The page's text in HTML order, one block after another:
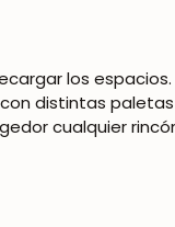
los
distintas
cualquier